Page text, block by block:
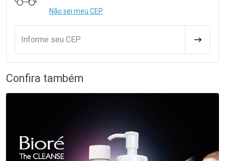
Não sei meu CEP
Informe seu CEP
Confira também